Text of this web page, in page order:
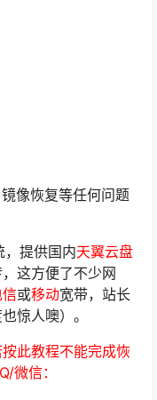
像恢复等任何问题
，提供国内天翼云盘
这方便了不少网
信或移动宽带，站长
惊人噢）。
此教程不能完成恢
微信：